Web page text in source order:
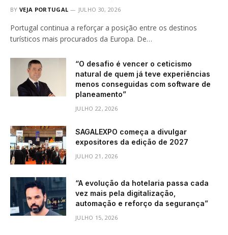
BY VEJA PORTUGAL JULHO 30, 2026
Portugal continua a reforçar a posição entre os destinos
turísticos mais procurados da Europa. De…
“O desafio é vencer o ceticismo
natural de quem já teve experiências
menos conseguidas com software de
planeamento”
JULHO 22, 2026
SAGALEXPO começa a divulgar
expositores da edição de 2027
JULHO 21, 2026
“A evolução da hotelaria passa cada
vez mais pela digitalização,
automação e reforço da segurança”
JULHO 15, 2026